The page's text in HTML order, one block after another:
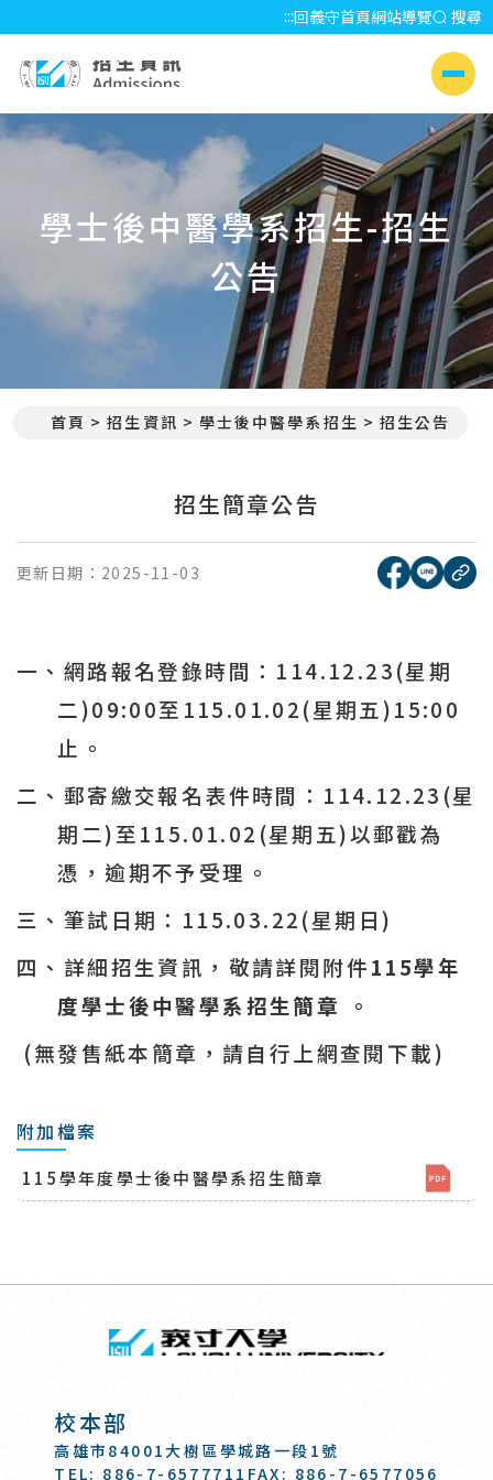
:::回義守首頁網站導覽 搜尋
側選單
學士後中醫學系招生-招生
公告
首頁 招生資訊 學士後中醫學系招生 招生公告
招生簡章公告
更新日期： 2025-11-03 [另開新
[另開
複
一、網路報名登錄時間： 114.12.23(星期
二)09:00至 115.01.02(星期五)15:00
止。
二、郵寄繳交報名表件時間： 114.12.23(星
期二)至 115.01.02(星期五)以郵戳為
憑，逾期不予受理。
三、筆試日期： 115.03.22(星期日)
四、詳細招生資訊，敬請詳閱附件115學年
度學士後中醫學系招生簡章
。
(無發售紙本簡章，請自行上網查閱下載)
附加檔案
115學年度學士後中醫學系招生簡章
回頂端
校本部
高雄市84001大樹區學城路一段1號
TEL: 886-7-6577711 FAX: 886-7-6577056